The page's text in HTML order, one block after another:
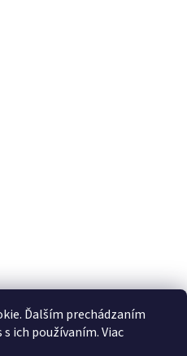
Ďalším prechádzaním
ich používaním. Viac